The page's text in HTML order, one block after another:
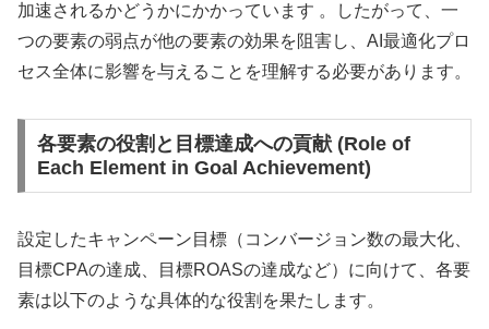
加速されるかどうかにかかっています 。したがって、一
つの要素の弱点が他の要素の効果を阻害し、AI最適化プロ
セス全体に影響を与えることを理解する必要があります。
各要素の役割と目標達成への貢献 (Role of
Each Element in Goal Achievement)
設定したキャンペーン目標（コンバージョン数の最大化、
目標CPAの達成、目標ROASの達成など）に向けて、各要
素は以下のような具体的な役割を果たします。